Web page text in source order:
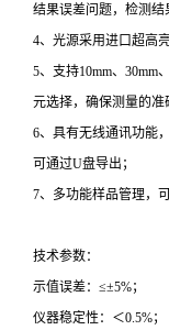
结果误差问题，检测结
4、光源采用进口超高
5、支持10mm、30mm
元选择，确保测量的准
6、具有无线通讯功能
可通过U盘导出；
7、多功能样品管理，
技术参数：
示值误差：≤±5%；
仪器稳定性：＜0.5%；